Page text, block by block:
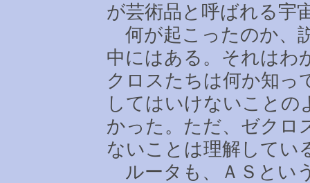
が芸術品と呼ばれる宇
何が起こったのか、
中にはある。それはわ
クロスたちは何か知っ
してはいけないこと
かった。ただ、ゼクロ
ないことは理解してい
ルータも、ＡＳとい